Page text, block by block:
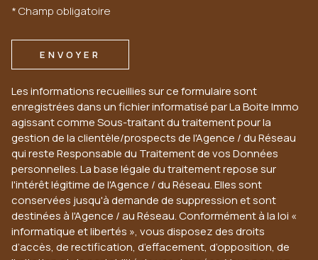
* Champ obligatoire
ENVOYER
Les informations recueillies sur ce formulaire sont
enregistrées dans un fichier informatisé par La Boite Immo
agissant comme Sous-traitant du traitement pour la
gestion de la clientèle/prospects de l'Agence / du Réseau
qui reste Responsable du Traitement de vos Données
personnelles. La base légale du traitement repose sur
l'intérêt légitime de l'Agence / du Réseau. Elles sont
conservées jusqu'à demande de suppression et sont
destinées à l'Agence / au Réseau. Conformément à la loi «
informatique et libertés », vous disposez des droits
d’accès, de rectification, d’effacement, d’opposition, de